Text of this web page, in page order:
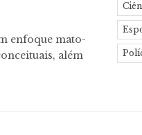
enfoque mato-
além